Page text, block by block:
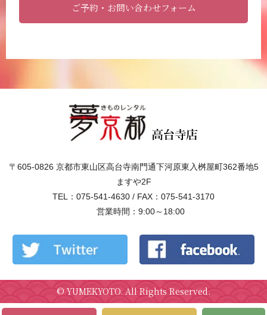
ご予約・お問い合わせフォーム
〒605-0826 京都市東山区高台寺南門通下河原東入桝屋町362番地5
ますや2F
TEL：075-541-4630 / FAX：075-541-3170
営業時間：9:00～18:00
© YUMEKYOTO. All Rights Reserved.